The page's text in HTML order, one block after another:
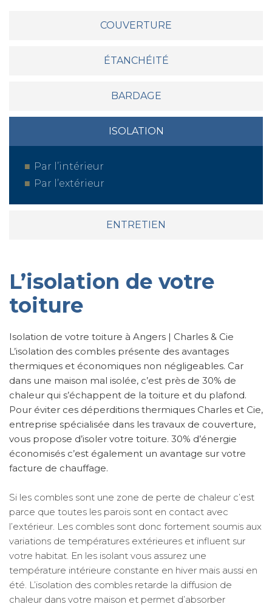
COUVERTURE
ÉTANCHÉITÉ
BARDAGE
ISOLATION
Par l’intérieur
Par l’extérieur
ENTRETIEN
L’isolation de votre
toiture
Isolation de votre toiture à Angers | Charles & Cie
L’isolation des combles présente des avantages
thermiques et économiques non négligeables. Car
dans une maison mal isolée, c’est près de 30% de
chaleur qui s’échappent de la toiture et du plafond.
Pour éviter ces déperditions thermiques Charles et Cie,
entreprise spécialisée dans les travaux de couverture,
vous propose d’isoler votre toiture. 30% d’énergie
économisés c’est également un avantage sur votre
facture de chauffage.
Si les combles sont une zone de perte de chaleur c’est
parce que toutes les parois sont en contact avec
l’extérieur. Les combles sont donc fortement soumis aux
variations de températures extérieures et influent sur
votre habitat. En les isolant vous assurez une
température intérieure constante en hiver mais aussi en
été. L’isolation des combles retarde la diffusion de
chaleur dans votre maison et permet d’absorber